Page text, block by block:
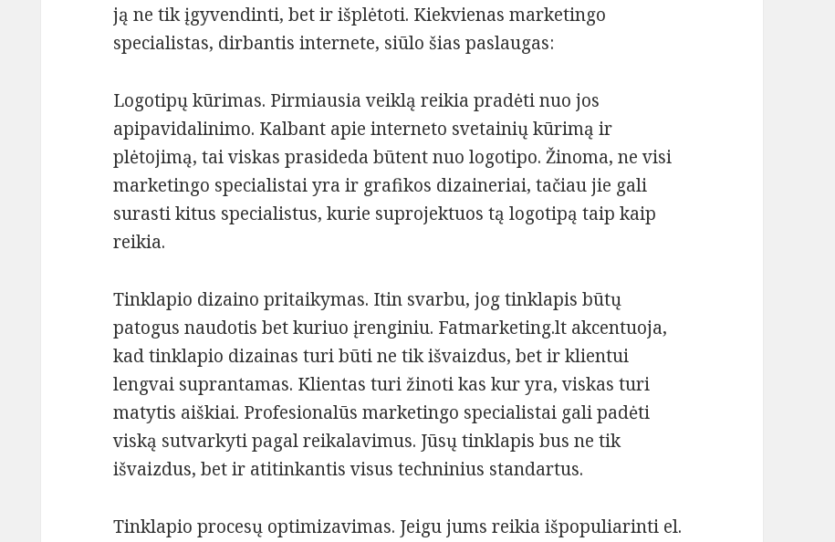
ją ne tik įgyvendinti, bet ir išplėtoti. Kiekvienas marketingo
specialistas, dirbantis internete, siūlo šias paslaugas:
Logotipų kūrimas. Pirmiausia veiklą reikia pradėti nuo jos
apipavidalinimo. Kalbant apie interneto svetainių kūrimą ir
plėtojimą, tai viskas prasideda būtent nuo logotipo. Žinoma, ne visi
marketingo specialistai yra ir grafikos dizaineriai, tačiau jie gali
surasti kitus specialistus, kurie suprojektuos tą logotipą taip kaip
reikia.
Tinklapio dizaino pritaikymas. Itin svarbu, jog tinklapis būtų
patogus naudotis bet kuriuo įrenginiu. Fatmarketing.lt akcentuoja,
kad tinklapio dizainas turi būti ne tik išvaizdus, bet ir klientui
lengvai suprantamas. Klientas turi žinoti kas kur yra, viskas turi
matytis aiškiai. Profesionalūs marketingo specialistai gali padėti
viską sutvarkyti pagal reikalavimus. Jūsų tinklapis bus ne tik
išvaizdus, bet ir atitinkantis visus techninius standartus.
Tinklapio procesų optimizavimas. Jeigu jums reikia išpopuliarinti el.